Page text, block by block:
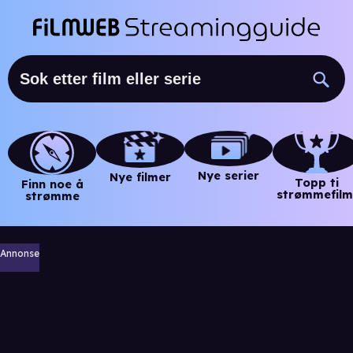
Finn noe å
strømme
Nye filmer Nye serier
Topp ti
Annonse